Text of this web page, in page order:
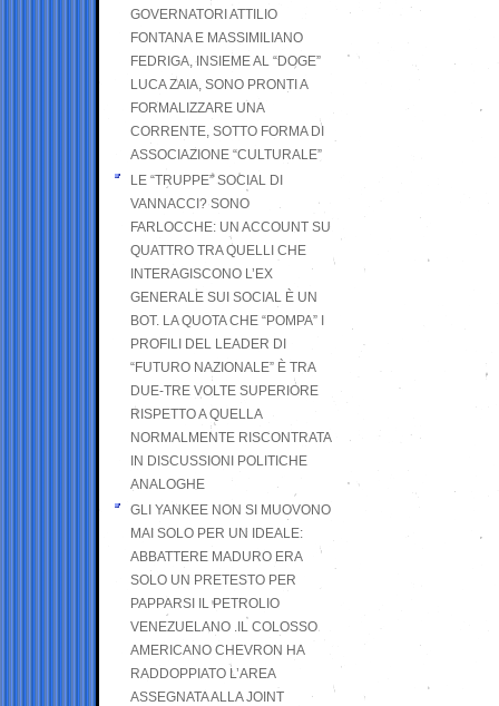
GOVERNATORI ATTILIO
FONTANA E MASSIMILIANO
FEDRIGA, INSIEME AL “DOGE”
LUCA ZAIA, SONO PRONTI A
FORMALIZZARE UNA
CORRENTE, SOTTO FORMA DI
ASSOCIAZIONE “CULTURALE”
LE “TRUPPE” SOCIAL DI
VANNACCI? SONO
FARLOCCHE: UN ACCOUNT SU
QUATTRO TRA QUELLI CHE
INTERAGISCONO L’EX
GENERALE SUI SOCIAL È UN
BOT. LA QUOTA CHE “POMPA” I
PROFILI DEL LEADER DI
“FUTURO NAZIONALE” È TRA
DUE-TRE VOLTE SUPERIORE
RISPETTO A QUELLA
NORMALMENTE RISCONTRATA
IN DISCUSSIONI POLITICHE
ANALOGHE
GLI YANKEE NON SI MUOVONO
MAI SOLO PER UN IDEALE:
ABBATTERE MADURO ERA
SOLO UN PRETESTO PER
PAPPARSI IL PETROLIO
VENEZUELANO .IL COLOSSO
AMERICANO CHEVRON HA
RADDOPPIATO L’AREA
ASSEGNATA ALLA JOINT